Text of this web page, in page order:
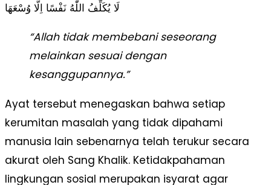
لَا يُكَلِّفُ اللّٰهُ نَفْسًا اِلَّا وُسْعَهَا
“Allah tidak membebani seseorang
melainkan sesuai dengan
kesanggupannya.”
Ayat tersebut menegaskan bahwa setiap
kerumitan masalah yang tidak dipahami
manusia lain sebenarnya telah terukur secara
akurat oleh Sang Khalik. Ketidakpahaman
lingkungan sosial merupakan isyarat agar